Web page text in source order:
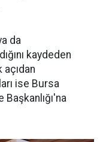
da
kaydeden
ise Bursa